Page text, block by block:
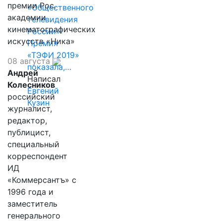
«Общественного
телевидения
России»:
Премия
«ТЭФИ 2019»
показала,…
Написал
Евгений
Кузин
премии Рос.
академии
кинематографических
искусств «Ника»
08 августа
Андрей
Колесников
российский
журналист,
редактор,
публицист,
специальный
корреспондент
ИД
«Коммерсантъ» с
1996 года и
заместитель
генерального